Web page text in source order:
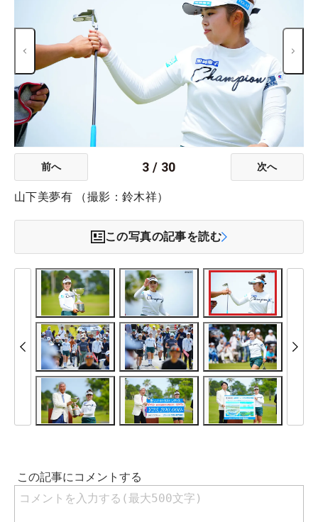
前へ 3 / 30 次へ
山下美夢有 （撮影：鈴木祥）
この写真の記事を読む